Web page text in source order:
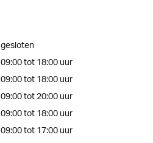
gesloten
09:00 tot 18:00 uur
09:00 tot 18:00 uur
09:00 tot 20:00 uur
09:00 tot 18:00 uur
09:00 tot 17:00 uur